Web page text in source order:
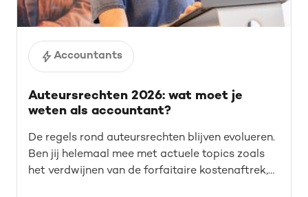
Accountants
Auteursrechten 2026: wat moet je
weten als accountant?
De regels rond auteursrechten blijven evolueren.
Ben jij helemaal mee met actuele topics zoals
het verdwijnen van de forfaitaire kostenaftrek,